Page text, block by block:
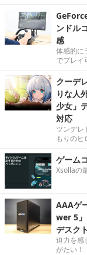
ンドル
感
体感的に
でプレイ
クーデ
りな人
少女」
対応
ツンデレ
もりのヒ
ゲーム
Xsollaの
AAAゲ
wer 5
デスク
迫力を感
がたい！